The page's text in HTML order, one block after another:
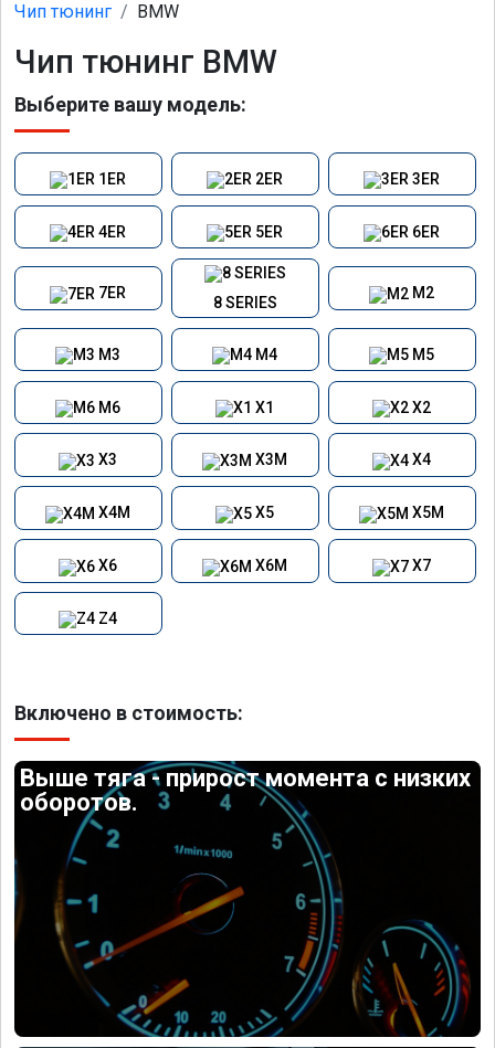
Чип тюнинг BMW
Чип тюнинг BMW
Выберите вашу модель:
1ER 2ER 3ER
4ER 5ER 6ER
7ER
8 SERIES
M2
M3 M4 M5
M6 X1 X2
X3 X3M X4
X4M X5 X5M
X6 X6M X7
Z4
Включено в стоимость:
Выше тяга - прирост момента с низких
оборотов.